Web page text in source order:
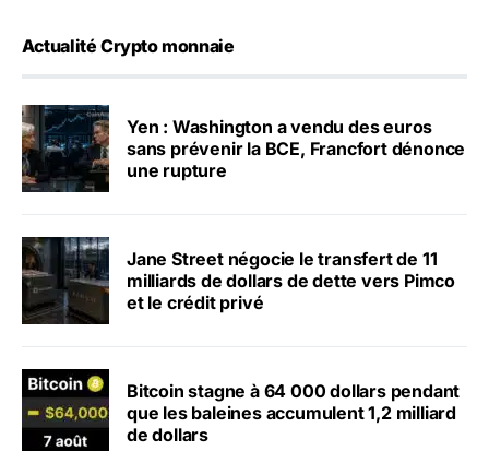
Actualité Crypto monnaie
Yen : Washington a vendu des euros
sans prévenir la BCE, Francfort dénonce
une rupture
Jane Street négocie le transfert de 11
milliards de dollars de dette vers Pimco
et le crédit privé
Bitcoin stagne à 64 000 dollars pendant
que les baleines accumulent 1,2 milliard
de dollars